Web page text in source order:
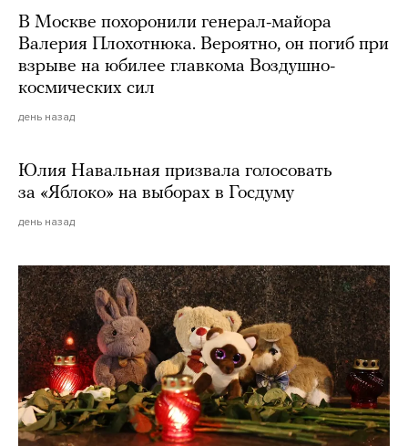
В Москве похоронили генерал-майора
Валерия Плохотнюка. Вероятно, он погиб при
взрыве на юбилее главкома Воздушно-
космических сил
день назад
Юлия Навальная призвала голосовать
за «Яблоко» на выборах в Госдуму
день назад